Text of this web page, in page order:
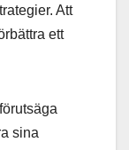
Att
ett
sina